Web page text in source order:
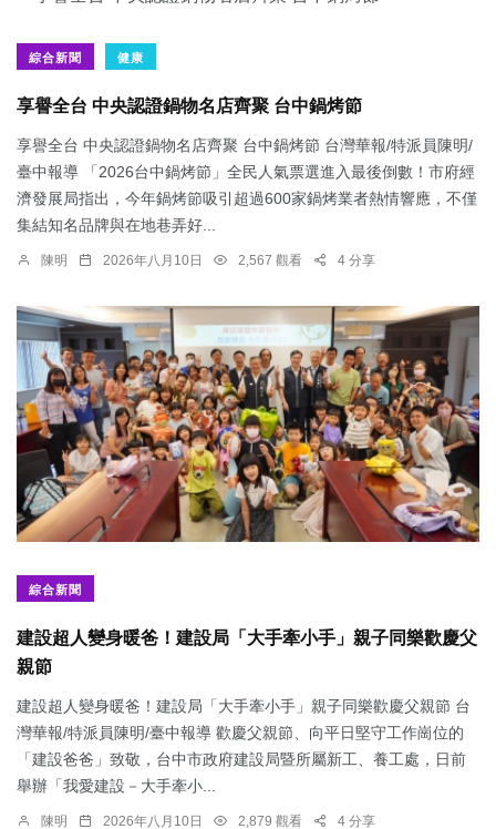
綜合新聞 健康
享譽全台 中央認證鍋物名店齊聚 台中鍋烤節
享譽全台 中央認證鍋物名店齊聚 台中鍋烤節 台灣華報/特派員陳明/
臺中報導 「2026台中鍋烤節」全民人氣票選進入最後倒數！市府經
濟發展局指出，今年鍋烤節吸引超過600家鍋烤業者熱情響應，不僅
集結知名品牌與在地巷弄好...
陳明 2026年八月10日 2,567 觀看 4 分享
綜合新聞
建設超人變身暖爸！建設局「大手牽小手」親子同樂歡慶父
親節
建設超人變身暖爸！建設局「大手牽小手」親子同樂歡慶父親節 台
灣華報/特派員陳明/臺中報導 歡慶父親節、向平日堅守工作崗位的
「建設爸爸」致敬，台中市政府建設局暨所屬新工、養工處，日前
舉辦「我愛建設－大手牽小...
陳明 2026年八月10日 2,879 觀看 4 分享